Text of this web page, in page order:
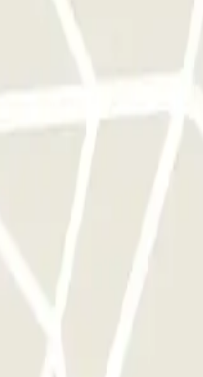
sua reserva. Fora deste intervalo, o
gere na altura. Neste caso, no
operador disponível em Parclick.
quiser.